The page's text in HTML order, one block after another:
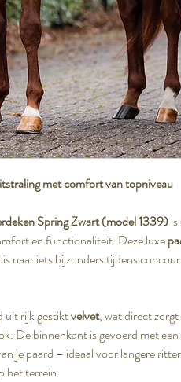
met comfort van topniveau
Spring Zwart (model 1339)
en functionaliteit. Deze luxe
naar iets bijzonders tijdens
uit rijk gestiktvelvet, wat direct
De binnenkant is gevoerd met
je paard – ideaal voor langere
het terrein.